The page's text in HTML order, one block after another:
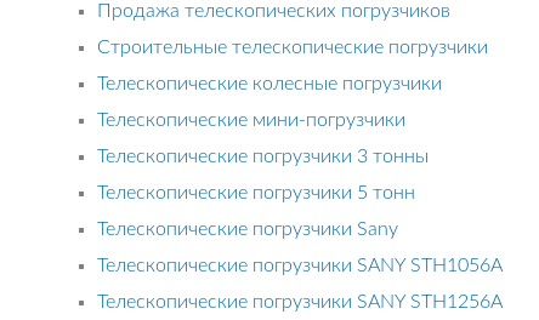
Продажа телескопических погрузчиков
Строительные телескопические погрузчики
Телескопические колесные погрузчики
Телескопические мини-погрузчики
Телескопические погрузчики 3 тонны
Телескопические погрузчики 5 тонн
Телескопические погрузчики Sany
Телескопические погрузчики SANY STH1056А
Телескопические погрузчики SANY STH1256A